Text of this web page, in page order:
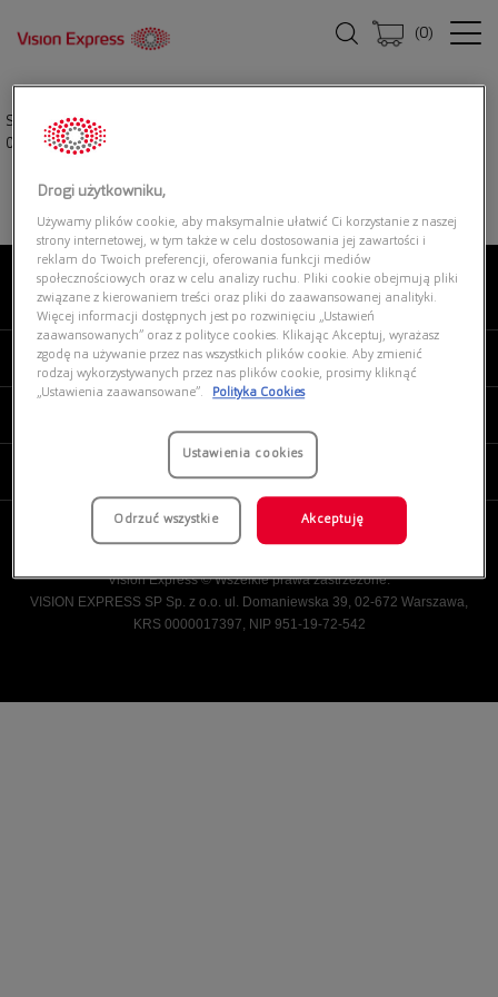
(0)
Strona główna|
0OO9208 920846
O NAS
MOJE VISION EXPRESS
Vision Express © Wszelkie prawa zastrzeżone.
VISION EXPRESS SP Sp. z o.o. ul. Domaniewska 39, 02-672 Warszawa,
KRS 0000017397, NIP 951-19-72-542
Drogi użytkowniku,
Używamy plików cookie, aby maksymalnie ułatwić Ci korzystanie z naszej
strony internetowej, w tym także w celu dostosowania jej zawartości i
reklam do Twoich preferencji, oferowania funkcji mediów
społecznościowych oraz w celu analizy ruchu. Pliki cookie obejmują pliki
związane z kierowaniem treści oraz pliki do zaawansowanej analityki.
Więcej informacji dostępnych jest po rozwinięciu „Ustawień
zaawansowanych” oraz z polityce cookies. Klikając Akceptuj, wyrażasz
zgodę na używanie przez nas wszystkich plików cookie. Aby zmienić
rodzaj wykorzystywanych przez nas plików cookie, prosimy kliknąć
„Ustawienia zaawansowane”.
Polityka Cookies
Ustawienia cookies
Odrzuć wszystkie Akceptuję